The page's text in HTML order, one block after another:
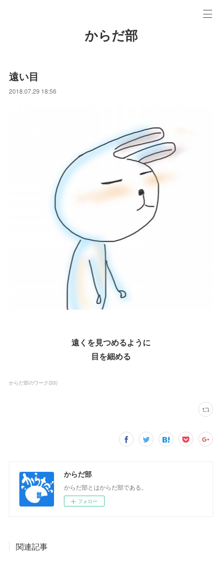
からだ部
遠い目
2018.07.29 18:56
遠くを見つめるように
目を細める
からだ部のワーク (33)
からだ部
からだ部とはからだ部である。
フォロー
関連記事